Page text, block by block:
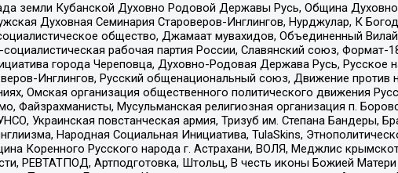
земли Кубанской Духовно Родовой Державы Русь, Община
Духовная Семинария Староверов-Инглингов, Нурджулар, К
общество, Джамаат мувахидов, Объединенный
рабочая партия России, Славянский союз,
города Череповца, Духовно-Родовая Держава Русь, Русское
Инглингов, Русский общенациональный союз, Движение против
Омская организация общественного политического движения
Файзрахманисты, Мусульманская религиозная организация п.
Украинская повстанческая армия, Тризуб им. Степана Бандеры,
Народная Социальная Инициатива, TulaSkins,
Коренного Русского народа г. Астрахани, ВОЛЯ, Меджлис
РЕВТАТПОД, Артподготовка, Штольц, В честь иконы Божией